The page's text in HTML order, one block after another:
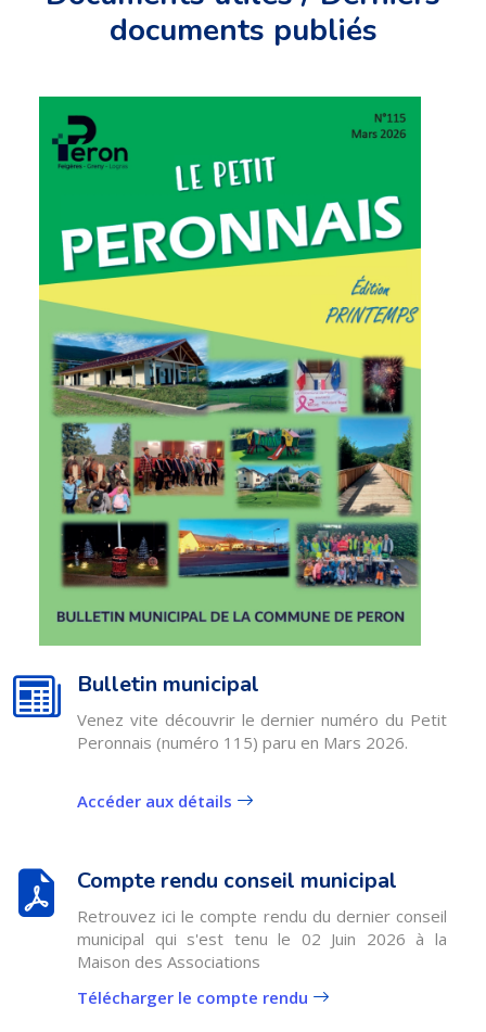
documents publiés
Bulletin municipal
Venez vite découvrir le dernier numéro du Petit
Peronnais (numéro 115) paru en Mars 2026.
Accéder aux détails
Compte rendu conseil municipal
Retrouvez ici le compte rendu du dernier conseil
municipal qui s'est tenu le 02 Juin 2026 à la
Maison des Associations
Télécharger le compte rendu